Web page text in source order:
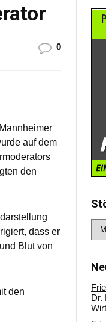
0
auf dem
den
dass er
Blut von
den
Sie
Dr.